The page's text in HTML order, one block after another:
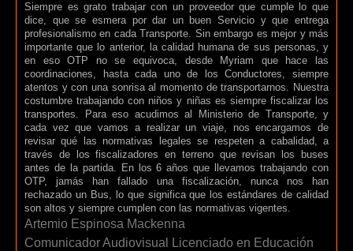
Siempre es grato trabajar con un proveedor que cumple lo que
dice, que se esmera por dar un buen Servicio y que entrega
profesionalismo en cada Transporte. Sin embargo es mejor y más
importante que lo anterior, la calidad humana de sus personas, y
en eso OTP no se equivoca, desde Myriam que hace las
coordinaciones, hasta cada uno de los Conductores, siempre
atentos y con una sonrisa al momento de transportarnos. Nuestra
costumbre trabajando con niños y niñas es siempre fiscalizar los
transportes. Para eso acudimos al Ministerio de Transporte, y
cada vez que vamos a realizar un viaje, nos encargamos de
revisar qué las normativas legales se respeten a cabalidad, a
través de los fiscalizadores en terreno que revisan los buses
antes de la partida. En los 6 años que llevamos trabajando con
OTP, jamás han fallado una fiscalización, nunca nos han
rechazado un Bus, lo que significa que los estándares de calidad
son altos y siempre cumplen con las normativas vigentes.
Artemio Espinosa Mackenna
Comunicador Audiovisual Licenciado en Educación